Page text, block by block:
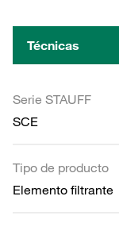
Técnicas
Serie STAUFF
SCE
Tipo de producto
Elemento filtrante